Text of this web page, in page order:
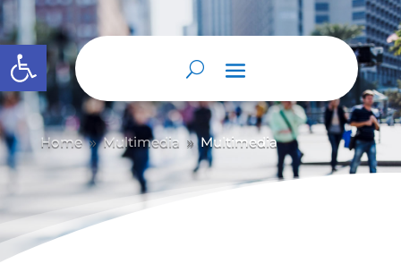
Abrir barra de herramientas
Home 9 Multimedia 9 Multimedia